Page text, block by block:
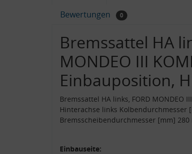
Bewertungen
0
Bremssattel HA
MONDEO III
Einbauposition,
Bremssattel HA links, FORD MONDEO
Hinterachse links Kolbendurchmesser
Bremsscheibendurchmesser [mm]
Einbauseite: